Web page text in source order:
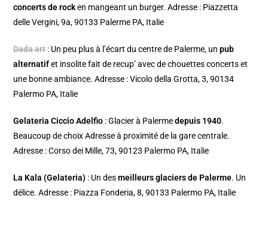
concerts de rocken mangeant un burger. Adresse : Piazzetta
delle Vergini, 9a, 90133 Palerme PA, Italie
Dada art: Un peu plus à l’écart du centre de Palerme, unpub
alternatifet insolite fait de recup’ avec de chouettes concerts et
une bonne ambiance. Adresse : Vicolo della Grotta, 3, 90134
Palermo PA, Italie
Gelateria Ciccio Adelfio : Glacier à Palermedepuis 1940.
Beaucoup de choix Adresse à proximité de la gare centrale.
Adresse : Corso dei Mille, 73, 90123 Palermo PA, Italie
La Kala (Gelateria) : Un desmeilleurs glaciers de Palerme. Un
délice. Adresse : Piazza Fonderia, 8, 90133 Palermo PA, Italie